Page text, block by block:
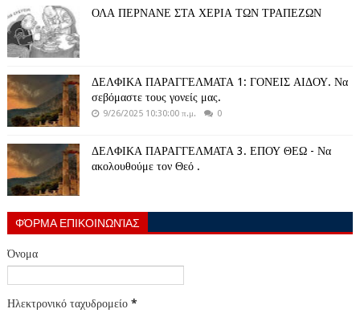
ΟΛΑ ΠΕΡΝΑΝΕ ΣΤΑ ΧΕΡΙΑ ΤΩΝ ΤΡΑΠΕΖΩΝ
ΔΕΛΦΙΚΑ ΠΑΡΑΓΓΕΛΜΑΤΑ 1: ΓΟΝΕΙΣ ΑΙΔΟΥ. Να
σεβόμαστε τους γονείς μας.
9/26/2025 10:30:00 π.μ. 0
ΔΕΛΦΙΚΑ ΠΑΡΑΓΓΕΛΜΑΤΑ 3. ΕΠΟΥ ΘΕΩ - Να
ακολουθούμε τον Θεό .
ΦΌΡΜΑ ΕΠΙΚΟΙΝΩΝΊΑΣ
Όνομα
Ηλεκτρονικό ταχυδρομείο *